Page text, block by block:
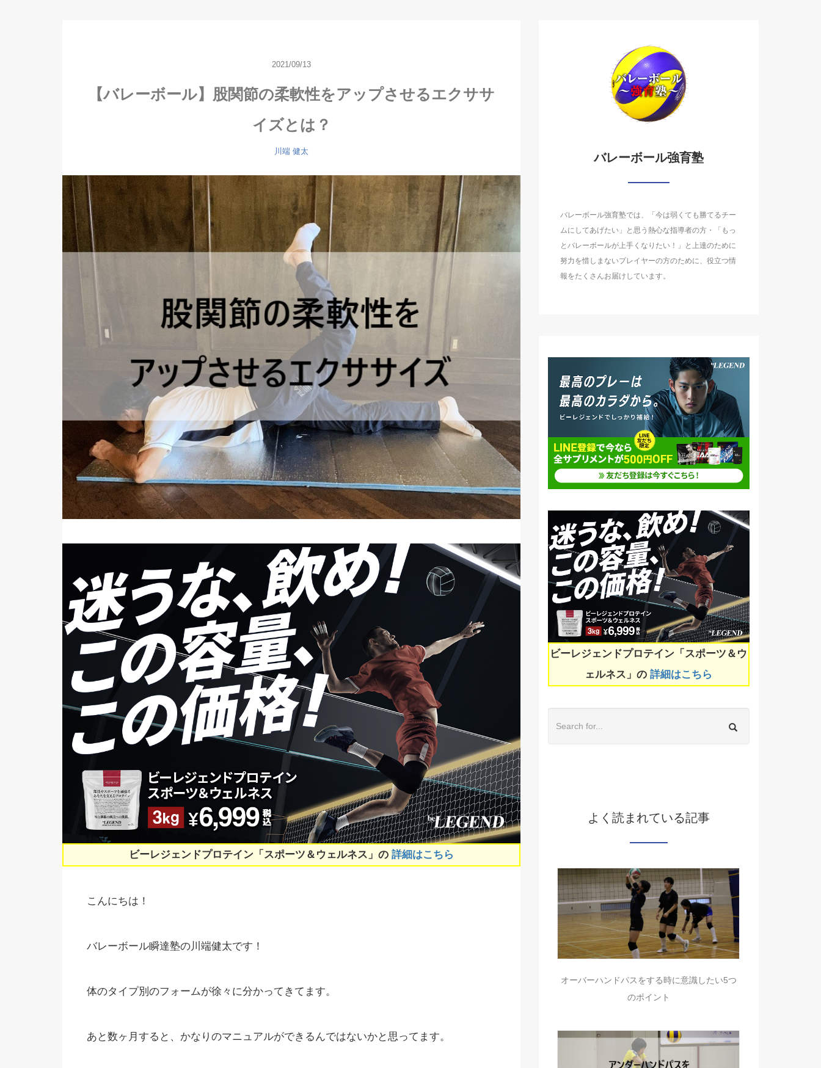
2021/09/13
【バレーボール】股関節の柔軟性をアップさせるエクササ
イズとは？
川端 健太
ビーレジェンドプロテイン「スポーツ＆ウェルネス」の 詳細はこちら
こんにちは！
バレーボール瞬達塾の川端健太です！
体のタイプ別のフォームが徐々に分かってきてます。
あと数ヶ月すると、かなりのマニュアルができるんではないかと思ってます。
バレーボール強育塾
バレーボール強育塾では、「今は弱くても勝てるチー
ムにしてあげたい」と思う熱心な指導者の方・「もっ
とバレーボールが上手くなりたい！」と上達のために
努力を惜しまないプレイヤーの方のために、役立つ情
報をたくさんお届けしています。
ビーレジェンドプロテイン「スポーツ＆ウ
ェルネス」の詳細はこちら
よく読まれている記事
オーバーハンドパスをする時に意識したい5つ
のポイント